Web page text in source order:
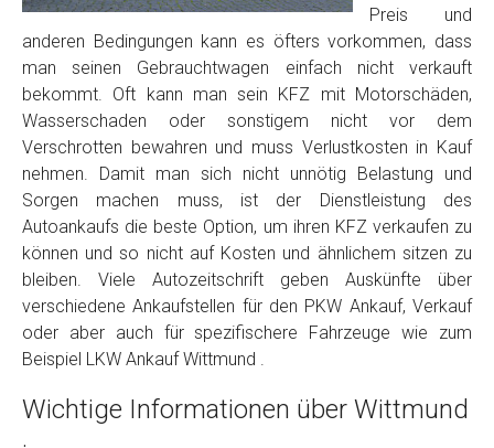
Foto Nr. 3
Sonstiges
Fertig
Wie viel ist 10+2 ?*
Preis und
anderen Bedingungen kann es öfters vorkommen, dass
man seinen Gebrauchtwagen einfach nicht verkauft
bekommt. Oft kann man sein KFZ mit Motorschäden,
Wasserschaden oder sonstigem nicht vor dem
Verschrotten bewahren und muss Verlustkosten in Kauf
nehmen. Damit man sich nicht unnötig Belastung und
Sorgen machen muss, ist der Dienstleistung des
Autoankaufs die beste Option, um ihren KFZ verkaufen zu
können und so nicht auf Kosten und ähnlichem sitzen zu
bleiben. Viele Autozeitschrift geben Auskünfte über
verschiedene Ankaufstellen für den PKW Ankauf, Verkauf
oder aber auch für spezifischere Fahrzeuge wie zum
Beispiel LKW Ankauf Wittmund .
Wichtige Informationen über Wittmund
.